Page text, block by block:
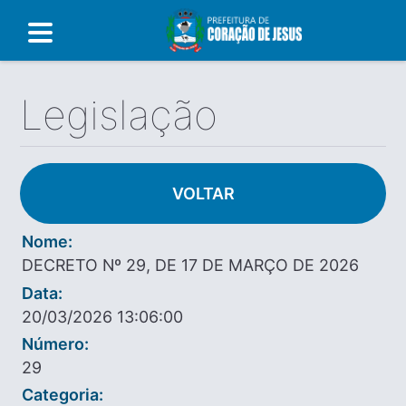
Legislação
VOLTAR
Nome:
DECRETO Nº 29, DE 17 DE MARÇO DE 2026
Data:
20/03/2026 13:06:00
Número:
29
Categoria: